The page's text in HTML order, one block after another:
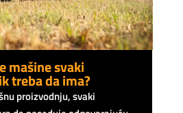
mašine svaki
treba da ima?
proizvodnju, svaki